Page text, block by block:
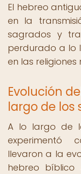
El hebreo
en la
sagrados y
perdurado a lo
en las
Evolución
largo de los
A lo largo de
experimentó
llevaron a la
hebreo bíblico